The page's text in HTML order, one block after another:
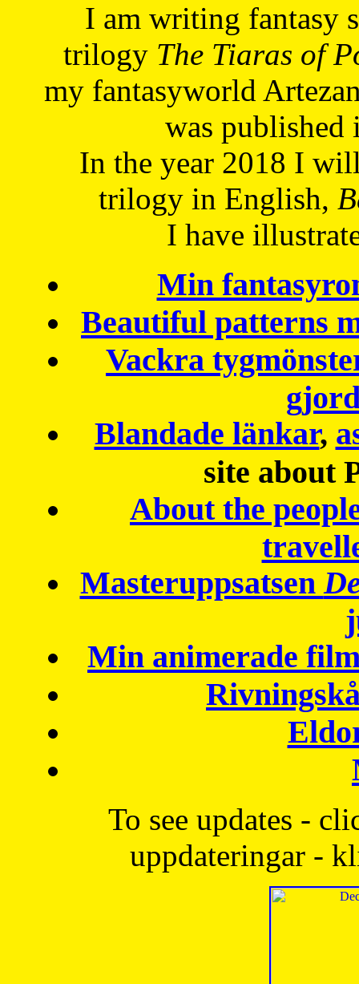
I am writing fantasy
trilogy The Tiaras of
my fantasyworld
was published
In the year 2018 I
trilogy in English,
I have
Min
Beautiful patterns
Vackra
Blandade länkar,
site about
About the
Masteruppsatsen
Min animerade
To see updates -
uppdateringar -